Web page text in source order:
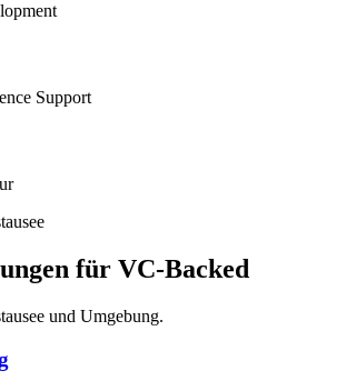
Support
für VC-Backed
und Umgebung.